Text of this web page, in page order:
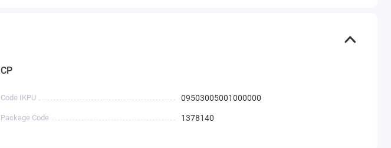
CP
Code IKPU 09503005001000000
Package Code 1378140